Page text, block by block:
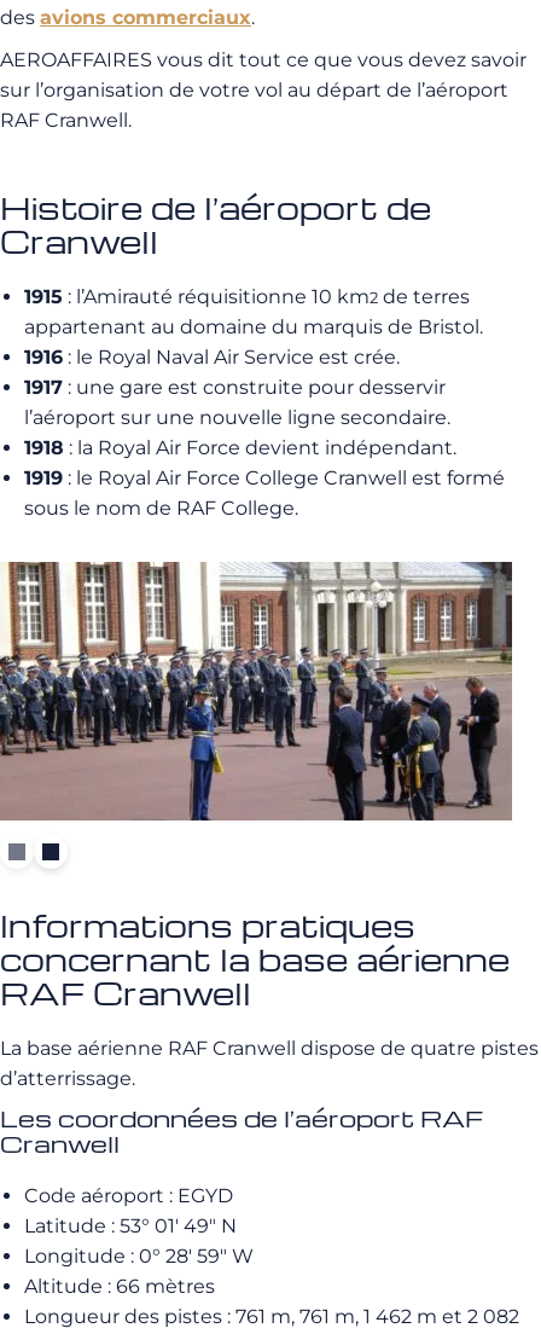
des avions commerciaux.
AEROAFFAIRES vous dit tout ce que vous devez savoir
sur l’organisation de votre vol au départ de l’aéroport
RAF Cranwell.
Histoire de l’aéroport de
Cranwell
1915 : l’Amirauté réquisitionne 10 km2 de terres
appartenant au domaine du marquis de Bristol.
1916 : le Royal Naval Air Service est crée.
1917 : une gare est construite pour desservir
l’aéroport sur une nouvelle ligne secondaire.
1918 : la Royal Air Force devient indépendant.
1919 : le Royal Air Force College Cranwell est formé
sous le nom de RAF College.
Informations pratiques
concernant la base aérienne
RAF Cranwell
La base aérienne RAF Cranwell dispose de quatre pistes
d’atterrissage.
Les coordonnées de l’aéroport RAF
Cranwell
Code aéroport : EGYD
Latitude : 53° 01′ 49″ N
Longitude : 0° 28′ 59″ W
Altitude : 66 mètres
Longueur des pistes : 761 m, 761 m, 1 462 m et 2 082